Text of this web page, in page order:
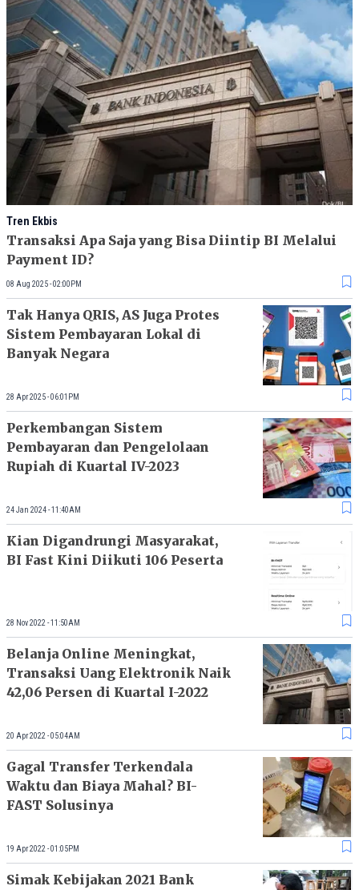
Tren Ekbis
Transaksi Apa Saja yang Bisa Diintip BI Melalui
Payment ID?
08 Aug 2025 - 02:00PM
Tak Hanya QRIS, AS Juga Protes
Sistem Pembayaran Lokal di
Banyak Negara
28 Apr 2025 - 06:01PM
Perkembangan Sistem
Pembayaran dan Pengelolaan
Rupiah di Kuartal IV-2023
24 Jan 2024 - 11:40AM
Kian Digandrungi Masyarakat,
BI Fast Kini Diikuti 106 Peserta
28 Nov 2022 - 11:50AM
Belanja Online Meningkat,
Transaksi Uang Elektronik Naik
42,06 Persen di Kuartal I-2022
20 Apr 2022 - 05:04AM
Gagal Transfer Terkendala
Waktu dan Biaya Mahal? BI-
FAST Solusinya
19 Apr 2022 - 01:05PM
Simak Kebijakan 2021 Bank